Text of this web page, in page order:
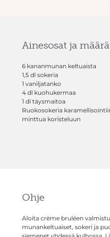
Ainesosat ja
6 kananmunan keltuaista
1,5 dl sokeria
1 vaniljatanko
4 dl kuohukermaa
1 dl täysmaitoa
Ruokosokeria
minttua koristeluun
Ohje
Aloita crème bruléen
munankeltuaiset, sokeri ja